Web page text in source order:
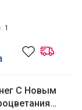
1
С Новым